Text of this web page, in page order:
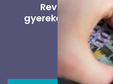
Revolut
gyerekeknek: